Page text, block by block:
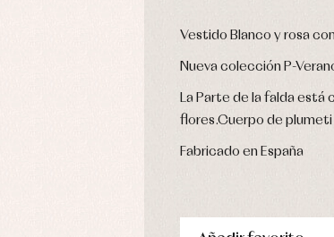
Vestido Blanco y rosa
Nueva colección P-
La Parte de la falda está
flores.Cuerpo de plumeti
Fabricado en España